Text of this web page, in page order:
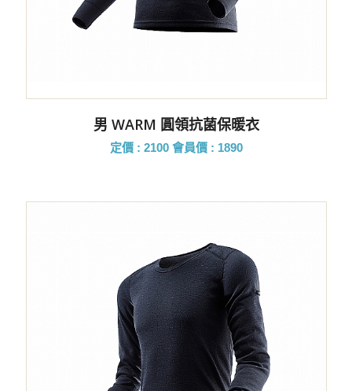
男 WARM 圓領抗菌保暖衣
定價 : 2100 會員價 : 1890